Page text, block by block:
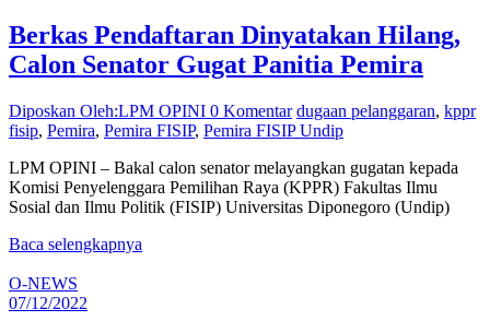
Berkas Pendaftaran Dinyatakan Hilang,
Calon Senator Gugat Panitia Pemira
Diposkan Oleh:LPM OPINI 0 Komentar dugaan pelanggaran, kppr
fisip, Pemira, Pemira FISIP, Pemira FISIP Undip
LPM OPINI – Bakal calon senator melayangkan gugatan kepada
Komisi Penyelenggara Pemilihan Raya (KPPR) Fakultas Ilmu
Sosial dan Ilmu Politik (FISIP) Universitas Diponegoro (Undip)
Baca selengkapnya
O-NEWS
07/12/2022